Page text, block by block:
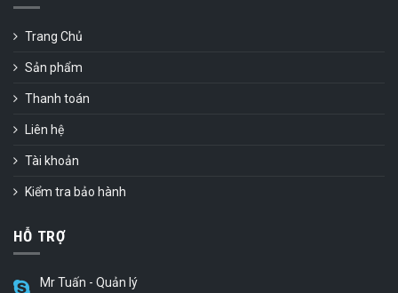
Trang Chủ
Sản phẩm
Thanh toán
Liên hệ
Tài khoản
Kiểm tra bảo hành
HỖ TRỢ
Mr Tuấn - Quản lý